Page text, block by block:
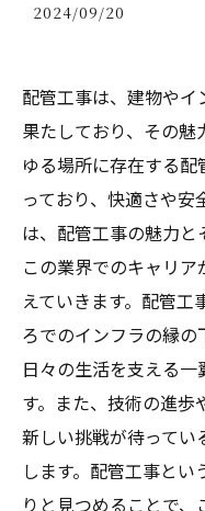
2024/09/20
配管工事は、建物や
果たしており、その魅
ゆる場所に存在する
っており、快適さや安
は、配管工事の魅力と
この業界でのキャリ
えていきます。配管工
ろでのインフラの縁
日々の生活を支える
す。また、技術の進歩
新しい挑戦が待ってい
します。配管工事と
りと見つめることで